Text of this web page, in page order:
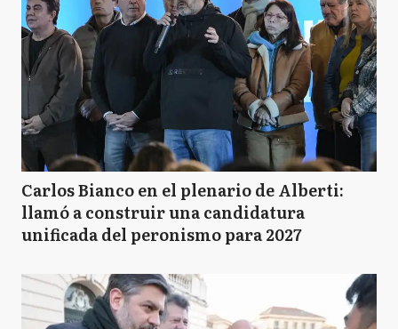
Carlos Bianco en el plenario de Alberti:
llamó a construir una candidatura
unificada del peronismo para 2027